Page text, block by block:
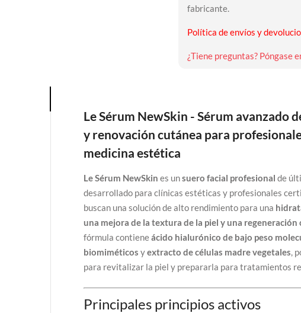
fabricante.
Política de envíos y
¿Tiene preguntas? Póngase
Le Sérum NewSkin - Sérum avanzado
y renovación cutánea para
medicina estética
Le Sérum NewSkin es unsuero facial profesional de
desarrollado para clínicas estéticas y profesionales
buscan una solución de alto rendimiento para una
una mejora de la textura de la piel y una regeneración
fórmula contieneácido hialurónico de bajo peso
biomiméticos yextracto de células madre vegetales,
para revitalizar la piel y prepararla para tratamientos
Principales principios activos